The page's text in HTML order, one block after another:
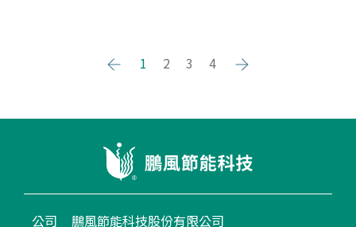
1 2 3 4
公司 鵬風節能科技股份有限公司